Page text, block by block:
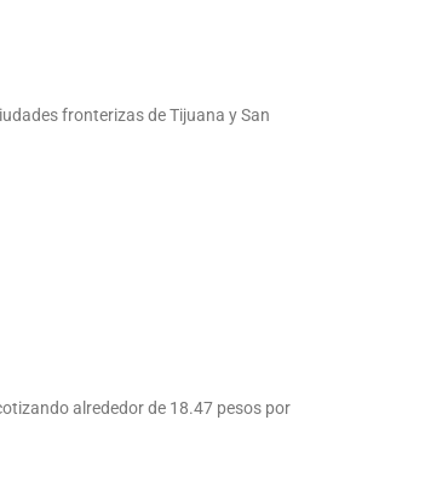
fronterizas de Tijuana y San
alrededor de 18.47 pesos por